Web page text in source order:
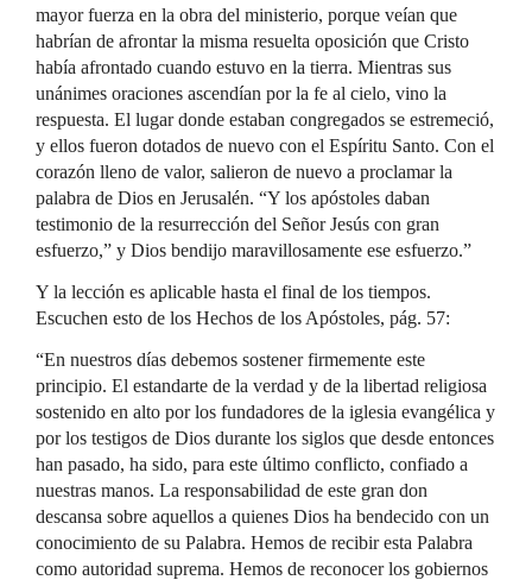
mayor fuerza en la obra del ministerio, porque veían que
habrían de afrontar la misma resuelta oposición que Cristo
había afrontado cuando estuvo en la tierra. Mientras sus
unánimes oraciones ascendían por la fe al cielo, vino la
respuesta. El lugar donde estaban congregados se estremeció,
y ellos fueron dotados de nuevo con el Espíritu Santo. Con el
corazón lleno de valor, salieron de nuevo a proclamar la
palabra de Dios en Jerusalén. “Y los apóstoles daban
testimonio de la resurrección del Señor Jesús con gran
esfuerzo,” y Dios bendijo maravillosamente ese esfuerzo.”
Y la lección es aplicable hasta el final de los tiempos.
Escuchen esto de los Hechos de los Apóstoles, pág. 57:
“En nuestros días debemos sostener firmemente este
principio. El estandarte de la verdad y de la libertad religiosa
sostenido en alto por los fundadores de la iglesia evangélica y
por los testigos de Dios durante los siglos que desde entonces
han pasado, ha sido, para este último conflicto, confiado a
nuestras manos. La responsabilidad de este gran don
descansa sobre aquellos a quienes Dios ha bendecido con un
conocimiento de su Palabra. Hemos de recibir esta Palabra
como autoridad suprema. Hemos de reconocer los gobiernos